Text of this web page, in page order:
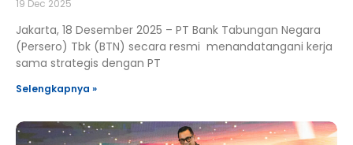
19 Dec 2025
Jakarta, 18 Desember 2025 – PT Bank Tabungan Negara
(Persero) Tbk (BTN) secara resmi menandatangani kerja
sama strategis dengan PT
Selengkapnya »